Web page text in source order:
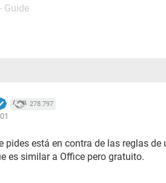
- Guide
278.797
pides está en contra de las reglas de
es similar a Office pero gratuito.